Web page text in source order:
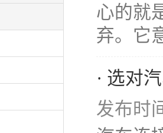
心的就
弃。它
· 选对
发布时